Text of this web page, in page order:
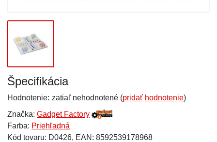
Špecifikácia
Hodnotenie: zatiaľ nehodnotené (pridať hodnotenie)
Značka: Gadget Factory
Farba: Priehľadná
Kód tovaru: D0426, EAN: 8592539178968